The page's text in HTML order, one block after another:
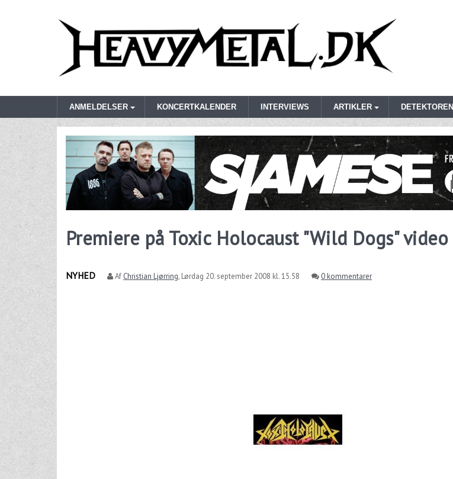
ANMELDELSER KONCERTKALENDER INTERVIEWS ARTIKLER DETEKTOREN
Premiere på Toxic Holocaust "Wild Dogs" video
NYHED Af Christian Ljørring, Lørdag 20. september 2008 kl. 15.58 0 kommentarer